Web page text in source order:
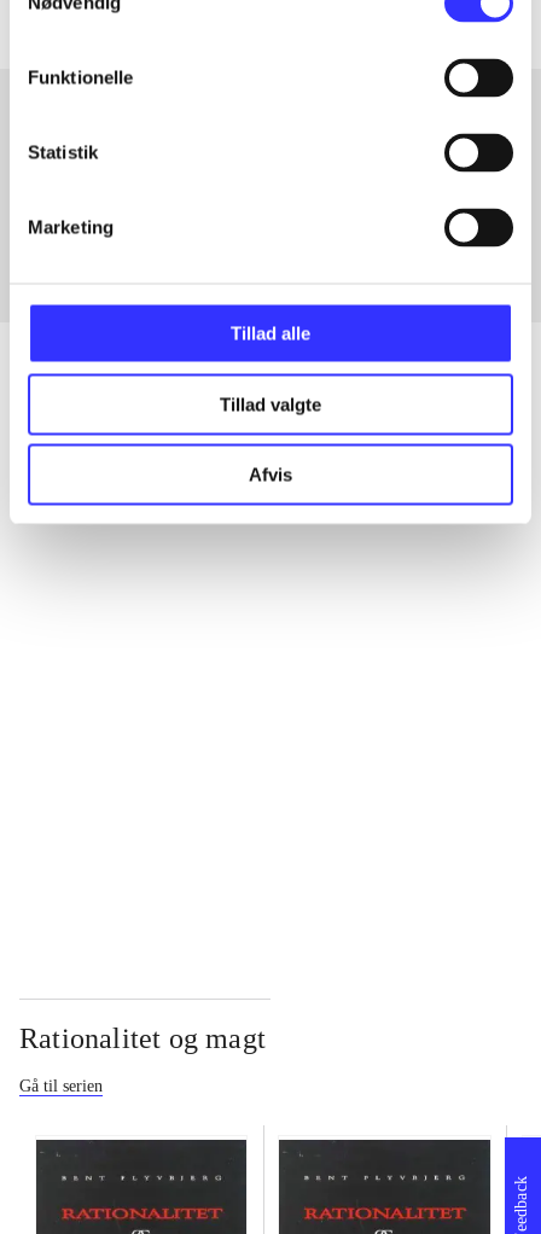
Funktionelle
Statistik
Marketing
Tillad alle
Tillad valgte
Afvis
Artikler med samme emner
Artikler
Alle registrerede artikler fordelt på udgivelser
Rationalitet og magt
Gå til serien
Feedback